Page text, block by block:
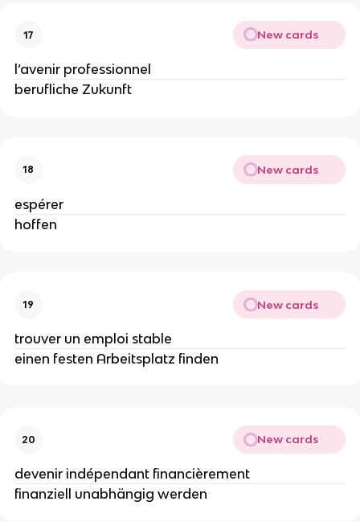
17 New cards
l’avenir professionnel
berufliche Zukunft
18 New cards
espérer
hoffen
19 New cards
trouver un emploi stable
einen festen Arbeitsplatz finden
20 New cards
devenir indépendant financièrement
finanziell unabhängig werden